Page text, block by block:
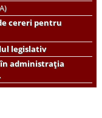
cereri pentru
legislativ
administrația